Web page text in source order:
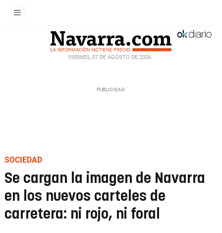
VIERNES, 07 DE AGOSTO DE 2026
SOCIEDAD
Se cargan la imagen de Navarra
en los nuevos carteles de
carretera: ni rojo, ni foral